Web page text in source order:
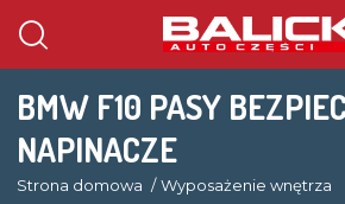
BMW F10 PASY
NAPINACZE
Strona domowa Wyposażenie wnętrza